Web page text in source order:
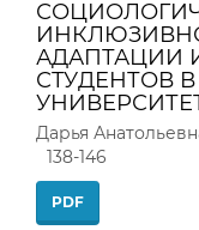
АДАПТАЦИИ
СТУДЕНТОВ
Дарья
138-146
PDF